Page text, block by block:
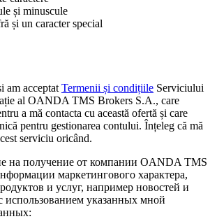
și minuscule
și un caracter special
am acceptat Termenii și condițiile Serviciului
al OANDA TMS Brokers S.A., care
a mă contacta cu această ofertă și care
pentru gestionarea contului. Înțeleg că mă
serviciu oricând.
на получение от компании OANDA TMS
маркетингового характера,
и услуг, например новостей и
использованием указанных мной